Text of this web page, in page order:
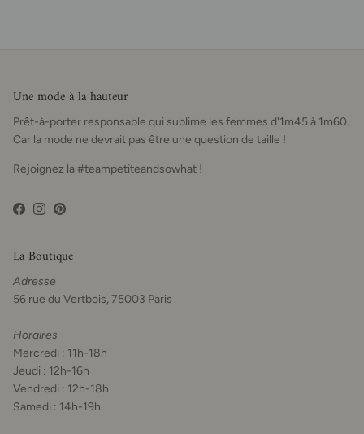
Une mode à la hauteur
Prêt-à-porter responsable qui sublime les femmes d'1m45 à 1m60.
Car la mode ne devrait pas être une question de taille !
Rejoignez la #teampetiteandsowhat !
Facebook
Instagram
Pinterest
La Boutique
Adresse
56 rue du Vertbois, 75003 Paris
Horaires
Mercredi : 11h-18h
Jeudi : 12h-16h
Vendredi : 12h-18h
Samedi : 14h-19h